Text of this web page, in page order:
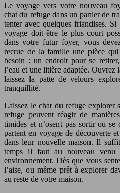
Le voyage vers votre nouveau
chat du refuge dans un panier de
tenter avec quelques friandises.
voyage doit être le plus court
dans votre futur foyer, vous
recrue de la famille une pièce
besoin : un endroit pour se
l’eau et une litière adaptée. Ouvrez
laissez la patte de velours
tranquillité.
Laissez le chat du refuge explorer
refuge peuvent réagir de
timides et n’osent pas sortir ou se
partent en voyage de découverte
dans leur nouvelle maison. Il
temps il faut au nouveau venu
environnement. Dès que vous
l’aise, ou même prêt à explorer
au reste de votre maison.